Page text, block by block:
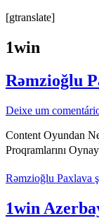
[gtranslate]
1win
Rəmzioğlu
Deixe um
Content Oyundan
Proqramlarını
Rəmzioğlu Paxlava
1win